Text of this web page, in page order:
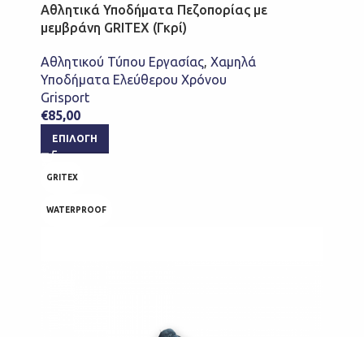
Αθλητικά Υποδήματα Πεζοπορίας με
μεμβράνη GRITEX (Γκρί)
Αθλητικού Τύπου Εργασίας, Χαμηλά
Υποδήματα Ελεύθερου Χρόνου
Grisport
€85,00
ΕΠΙΛΟΓΉ
GRITEX
WATERPROOF